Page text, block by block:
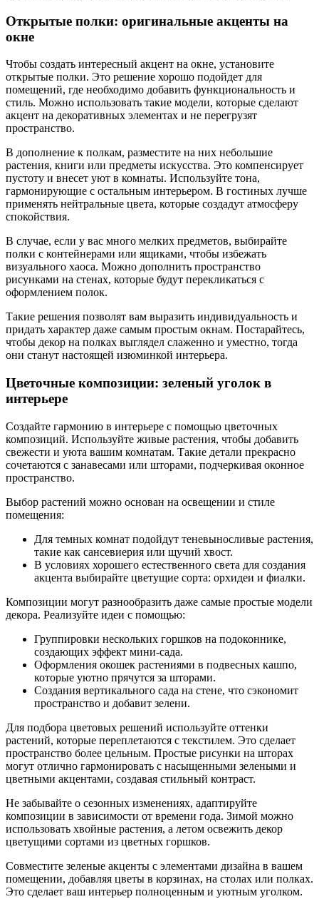
Открытые полки: оригинальные акценты на
окне
Чтобы создать интересный акцент на окне, установите
открытые полки. Это решение хорошо подойдет для
помещений, где необходимо добавить функциональность и
стиль. Можно использовать такие модели, которые сделают
акцент на декоративных элементах и не перегрузят
пространство.
В дополнение к полкам, разместите на них небольшие
растения, книги или предметы искусства. Это компенсирует
пустоту и внесет уют в комнаты. Используйте тона,
гармонирующие с остальным интерьером. В гостиных лучше
применять нейтральные цвета, которые создадут атмосферу
спокойствия.
В случае, если у вас много мелких предметов, выбирайте
полки с контейнерами или ящиками, чтобы избежать
визуального хаоса. Можно дополнить пространство
рисунками на стенах, которые будут перекликаться с
оформлением полок.
Такие решения позволят вам выразить индивидуальность и
придать характер даже самым простым окнам. Постарайтесь,
чтобы декор на полках выглядел слаженно и уместно, тогда
они станут настоящей изюминкой интерьера.
Цветочные композиции: зеленый уголок в
интерьере
Создайте гармонию в интерьере с помощью цветочных
композиций. Используйте живые растения, чтобы добавить
свежести и уюта вашим комнатам. Такие детали прекрасно
сочетаются с занавесами или шторами, подчеркивая оконное
пространство.
Выбор растений можно основан на освещении и стиле
помещения:
Для темных комнат подойдут теневыносливые растения,
такие как сансевиерия или щучий хвост.
В условиях хорошего естественного света для создания
акцента выбирайте цветущие сорта: орхидеи и фиалки.
Композиции могут разнообразить даже самые простые модели
декора. Реализуйте идеи с помощью:
Группировки нескольких горшков на подоконнике,
создающих эффект мини-сада.
Оформления окошек растениями в подвесных кашпо,
которые уютно прячутся за шторами.
Создания вертикального сада на стене, что сэкономит
пространство и добавит зелени.
Для подбора цветовых решений используйте оттенки
растений, которые переплетаются с текстилем. Это сделает
пространство более цельным. Простые рисунки на шторах
могут отлично гармонировать с насыщенными зелеными и
цветными акцентами, создавая стильный контраст.
Не забывайте о сезонных изменениях, адаптируйте
композиции в зависимости от времени года. Зимой можно
использовать хвойные растения, а летом освежить декор
цветущими сортами из цветных горшков.
Совместите зеленые акценты с элементами дизайна в вашем
помещении, добавляя цветы в корзинах, на столах или полках.
Это сделает ваш интерьер полноценным и уютным уголком.